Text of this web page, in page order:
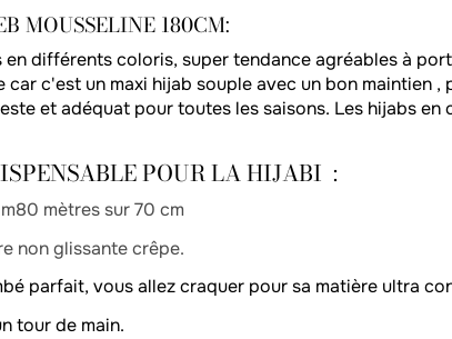
MOUSSELINE 180CM:
différents coloris, super tendance agréables à
c'est un maxi hijab souple avec un bon
et adéquat pour toutes les saisons. Les hijabs
POUR LA HIJABI :
mètres sur 70 cm
non glissante crêpe.
parfait, vous allez craquer pour sa matière ultra
tour de main.